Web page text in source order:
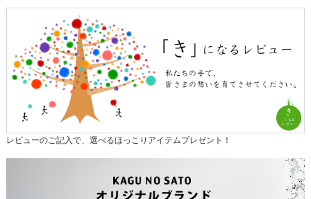
レビューのご記入で、選べるほっこりアイテムプレゼント！